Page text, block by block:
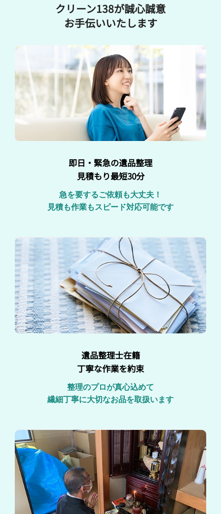
クリーン138が誠心誠意
お手伝いいたします
即日・緊急の遺品整理
見積もり最短30分
急を要するご依頼も大丈夫！
見積も作業もスピード対応可能です
遺品整理士在籍
丁寧な作業を約束
整理のプロが真心込めて
繊細丁寧に大切なお品を取扱います